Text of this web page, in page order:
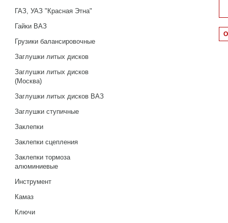
ГАЗ, УАЗ "Красная Этна"
Гайки ВАЗ
Грузики балансировочные
Заглушки литых дисков
Заглушки литых дисков
(Москва)
Заглушки литых дисков ВАЗ
Заглушки ступичные
Заклепки
Заклепки сцепления
Заклепки тормоза
алюминиевые
Инструмент
Камаз
Ключи